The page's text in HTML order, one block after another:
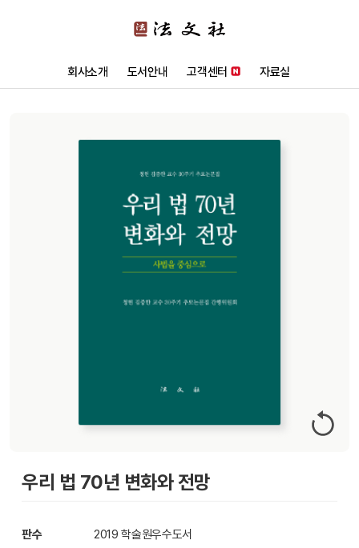
회사소개 도서안내 고객센터 자료실
우리 법 70년 변화와 전망
판수
2019 학술원우수도서